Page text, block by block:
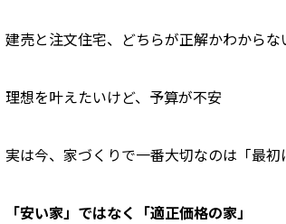
建売と注文住宅、どちらが正解かわからな
理想を叶えたいけど、予算が不安
実は今、家づくりで一番大切なのは「最初
「安い家」ではなく「適正価格の家」